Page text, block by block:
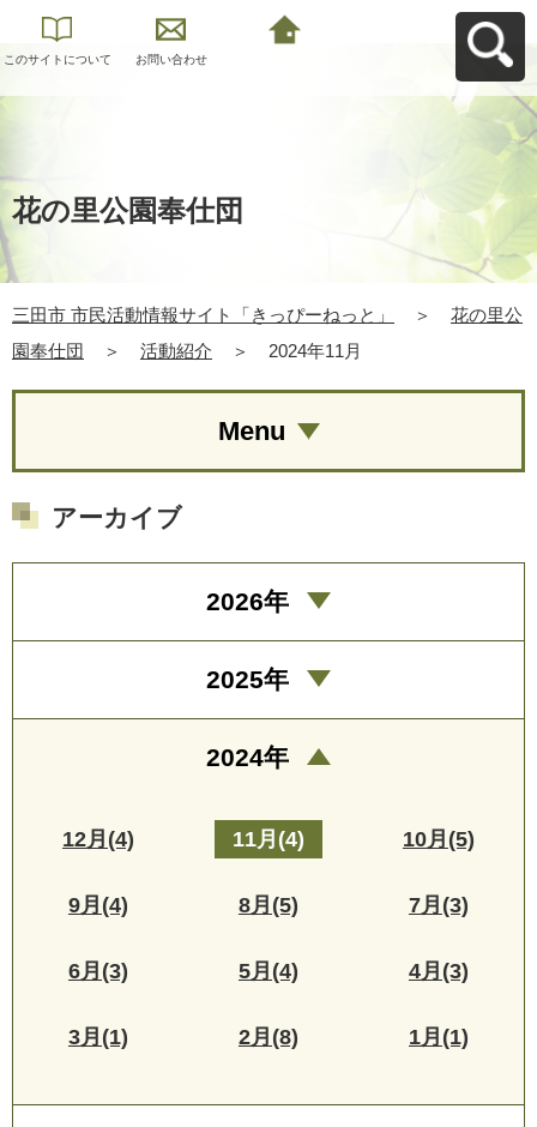
このサイトについて お問い合わせ
花の里公園奉仕団
三田市 市民活動情報サイト「きっぴーねっと」 ＞
花の里公
園奉仕団
＞ 活動紹介 ＞ 2024年11月
Menu
アーカイブ
2026年
2025年
2024年
12月(4) 11月(4) 10月(5)
9月(4) 8月(5) 7月(3)
6月(3) 5月(4) 4月(3)
3月(1) 2月(8) 1月(1)